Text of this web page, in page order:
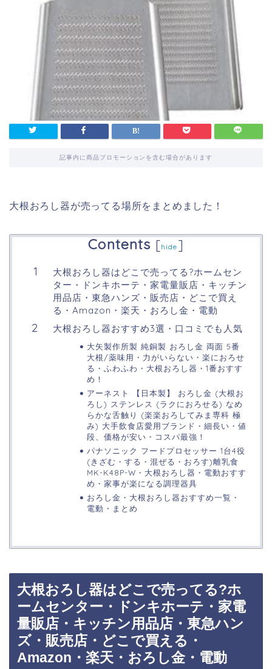
記事内に商品プロモーションを含む場合があります
大根おろし器が売ってる場所をまとめました！
Contents [hide ]
大根おろし器はどこで売ってる?ホームセン
ター・ドンキホーテ・家電量販店・キッチン
用品店・東急ハンズ・販売店・どこで買え
る・Amazon・楽天・おろし金・電動
大根おろし器おすすめ3選・口コミでも人気
大矢製作所製 純銅製 おろし金 両面 5番
大根/薬味用・力がいらない・楽におろせ
る・ふわふわ・大根おろし器・1番おすす
め！
アーネスト 【日本製】 おろし金 (大根お
ろし) ステンレス (ラクにおろせる) なめ
らかな舌触り (楽楽おろしてみま専科 極
み) 大手飲食店愛用ブランド・細長い・値
段、価格が安い・コスパ最強！
パナソニック フードプロセッサー 1台4役
(きざむ・する・混ぜる・おろす)離乳食
MK-K48P-W・大根おろし器・電動おすす
め・家事が楽になる調理器具
おろし金・大根おろし器おすすめ一覧・
電動・まとめ
大根おろし器はどこで売ってる?ホ
ームセンター・ドンキホーテ・家電
量販店・キッチン用品店・東急ハン
ズ・販売店・どこで買える・
Amazon・楽天・おろし金・電動